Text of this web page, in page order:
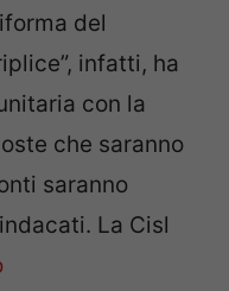
del
infatti, ha
con la
che saranno
saranno
La Cisl